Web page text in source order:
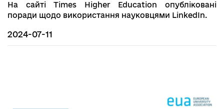
На сайті Times Higher Education опубліковані
поради щодо використання науковцями LinkedIn.
2024-07-11